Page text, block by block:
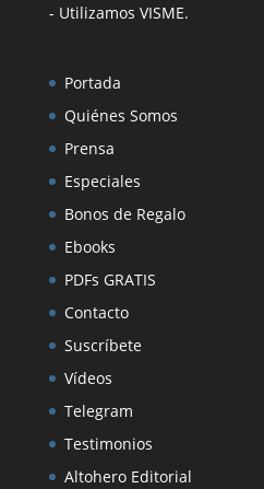
- Utilizamos VISME.
Portada
Quiénes Somos
Prensa
Especiales
Bonos de Regalo
Ebooks
PDFs GRATIS
Contacto
Suscríbete
Vídeos
Telegram
Testimonios
Altohero Editorial